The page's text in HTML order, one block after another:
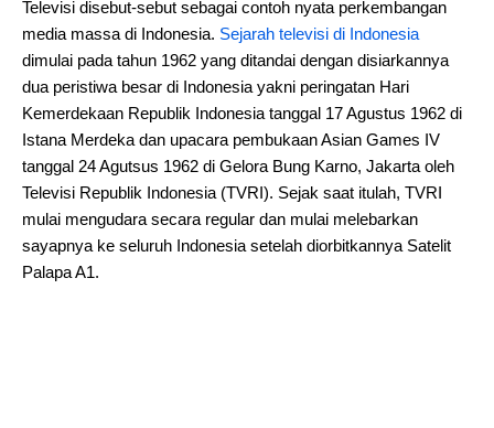
Televisi disebut-sebut sebagai contoh nyata perkembangan
media massa di Indonesia. Sejarah televisi di Indonesia
dimulai pada tahun 1962 yang ditandai dengan disiarkannya
dua peristiwa besar di Indonesia yakni peringatan Hari
Kemerdekaan Republik Indonesia tanggal 17 Agustus 1962 di
Istana Merdeka dan upacara pembukaan Asian Games IV
tanggal 24 Agutsus 1962 di Gelora Bung Karno, Jakarta oleh
Televisi Republik Indonesia (TVRI). Sejak saat itulah, TVRI
mulai mengudara secara regular dan mulai melebarkan
sayapnya ke seluruh Indonesia setelah diorbitkannya Satelit
Palapa A1.